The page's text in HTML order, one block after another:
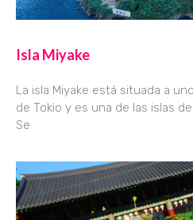
Isla Miyake
La isla Miyake está situada a
de Tokio y es una de las islas
Se